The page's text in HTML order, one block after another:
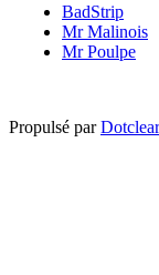
BadStrip
Mr Malinois
Mr Poulpe
Propulsé parDotclear